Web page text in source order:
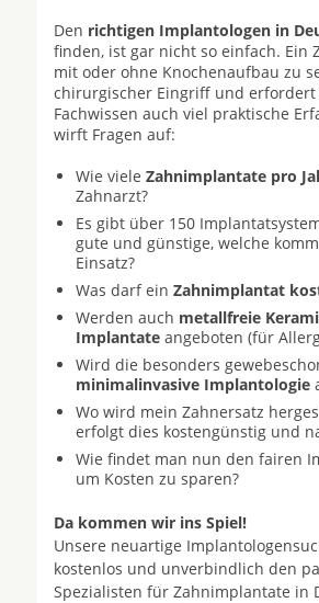
Den richtigen Implantologen in
finden, ist gar nicht so einfach. Ein
mit oder ohne Knochenaufbau zu
chirurgischer Eingriff und erfordert
Fachwissen auch viel praktische
wirft Fragen auf:
Wie viele Zahnimplantate pro
Zahnarzt?
Es gibt über 150
gute und günstige, welche
Einsatz?
Was darf ein Zahnimplantat
Werden auch metallfreie
Implantate angeboten (für
Wird die besonders
minimalinvasive Implantologie
Wo wird mein Zahnersatz
erfolgt dies kostengünstig und
Wie findet man nun den fairen
um Kosten zu sparen?
Da kommen wir ins Spiel!
Unsere neuartige
kostenlos und unverbindlich den
Spezialisten für Zahnimplantate in